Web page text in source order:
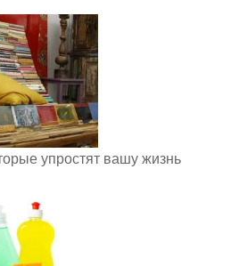
упростят вашу жизнь